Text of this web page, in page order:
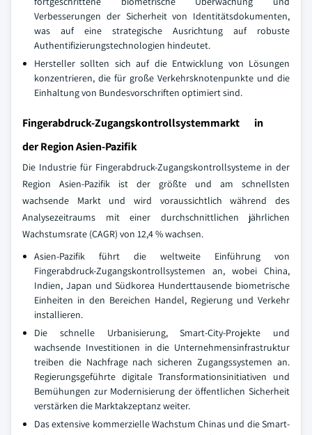
Verbesserungen der Sicherheit von Identitätsdokumenten,
was auf eine strategische Ausrichtung auf robuste
Authentifizierungstechnologien hindeutet.
Hersteller sollten sich auf die Entwicklung von Lösungen
konzentrieren, die für große Verkehrsknotenpunkte und die
Einhaltung von Bundesvorschriften optimiert sind.
Fingerabdruck-Zugangskontrollsystemmarkt in
der Region Asien-Pazifik
Die Industrie für Fingerabdruck-Zugangskontrollsysteme in der
Region Asien-Pazifik ist der größte und am schnellsten
wachsende Markt und wird voraussichtlich während des
Analysezeitraums mit einer durchschnittlichen jährlichen
Wachstumsrate (CAGR) von 12,4 % wachsen.
Asien-Pazifik führt die weltweite Einführung von
Fingerabdruck-Zugangskontrollsystemen an, wobei China,
Indien, Japan und Südkorea Hunderttausende biometrische
Einheiten in den Bereichen Handel, Regierung und Verkehr
installieren.
Die schnelle Urbanisierung, Smart-City-Projekte und
wachsende Investitionen in die Unternehmensinfrastruktur
treiben die Nachfrage nach sicheren Zugangssystemen an.
Regierungsgeführte digitale Transformationsinitiativen und
Bemühungen zur Modernisierung der öffentlichen Sicherheit
verstärken die Marktakzeptanz weiter.
Das extensive kommerzielle Wachstum Chinas und die Smart-